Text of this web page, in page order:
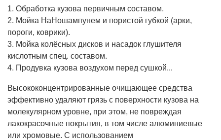
1. Обработка кузова первичным составом.
2. Мойка НаНошампунем и пористой губкой (арки,
пороги, коврики).
3. Мойка колёсных дисков и насадок глушителя
кислотным спец. составом.
4. Продувка кузова воздухом перед сушкой...
Высококонцентрированные очищающее средства
эффективно удаляют грязь с поверхности кузова на
молекулярном уровне, при этом, не повреждая
лакокрасочные покрытия, в том числе алюминиевые
или хромовые. С использованием